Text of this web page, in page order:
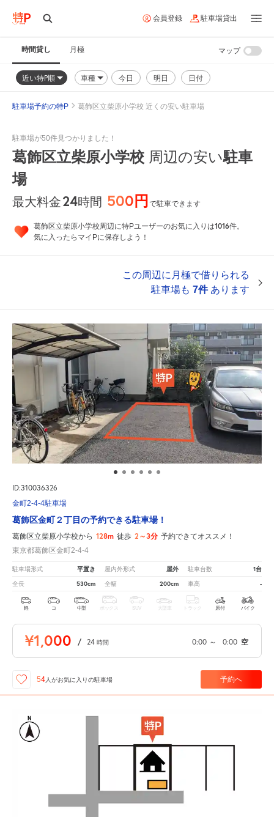
会員登録 駐車場貸出
時間貸し 月極
近い特P順 車種 今日 明日 日付
マップ
駐車場予約の特P 葛飾区立柴原小学校 近くの安い駐車場
駐車場が50件見つかりました！
葛飾区立柴原小学校 周辺の安い駐車
場
最大料金24時間 500円で駐車できます
葛飾区立柴原小学校周辺に特Pユーザーのお気に入りは1016件。
気に入ったらマイPに保存しよう！
この周辺に月極で借りられる
駐車場も 7件あります
ID:310036326
金町2-4-4駐車場
葛飾区金町２丁目の予約できる駐車場！
葛飾区立柴原小学校から 128m 徒歩 2～3分 予約できてオススメ！
東京都葛飾区金町2-4-4
駐車場形式 平置き 屋内外形式 屋外 駐車台数 1台
全長 530cm 全幅 200cm 車高 -
軽 コ 中型 ボックス SUV 大型車 トラック 原付 バイク
¥1,000 / 24 時間 0:00 ～ 0:00 空
54人がお気に入りの駐車場 予約へ